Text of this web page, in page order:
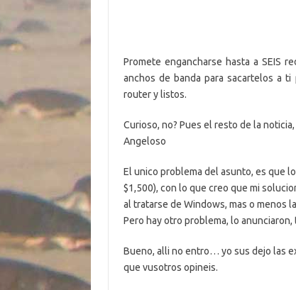
Promete engancharse hasta a SEIS
anchos de banda para sacartelos a
router y listos.
Curioso, no? Pues el resto de la
Angeloso
El unico problema del asunto, es que
$1,500), con lo que creo que mi
al tratarse de Windows, mas o menos
Pero hay otro problema, lo
Bueno, alli no entro… yo sus dejo las
que vusotros opineis.